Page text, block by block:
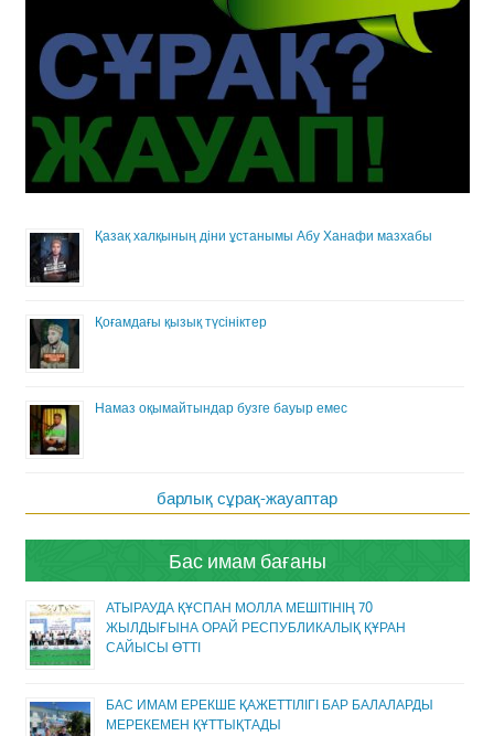
Қазақ халқының діни ұстанымы Абу Ханафи мазхабы
Қоғамдағы қызық түсініктер
Намаз оқымайтындар бузге бауыр емес
барлық сұрақ-жауаптар
Бас имам бағаны
АТЫРАУДА ҚҰСПАН МОЛЛА МЕШІТІНІҢ 70
ЖЫЛДЫҒЫНА ОРАЙ РЕСПУБЛИКАЛЫҚ ҚҰРАН
САЙЫСЫ ӨТТІ
БАС ИМАМ ЕРЕКШЕ ҚАЖЕТТІЛІГІ БАР БАЛАЛАРДЫ
МЕРЕКЕМЕН ҚҰТТЫҚТАДЫ